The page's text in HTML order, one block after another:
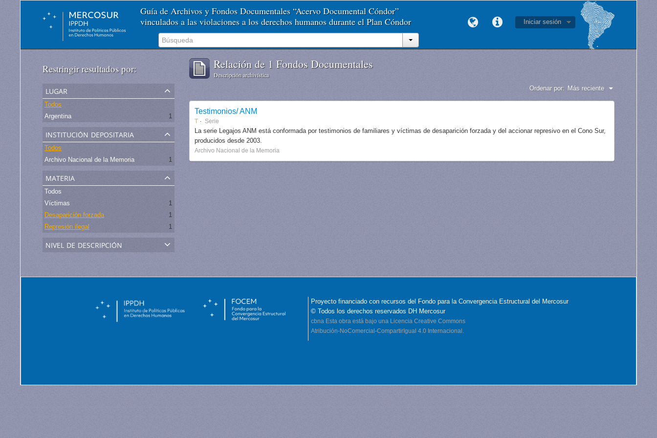
Guía de Archivos y Fondos Documentales “Acervo Documental Cóndor”
vinculados a las violaciones a los derechos humanos durante el Plan Cóndor
Iniciar sesión
Restringir resultados por:
lugar
Todos
Argentina
1
institución depositaria
Todos
Archivo Nacional de la Memoria
1
materia
Todos
Víctimas
1
Desaparición forzada
1
Represión ilegal
1
nivel de descripción
Relación de 1 Fondos Documentales
Descripción archivística
Ordenar por: Más reciente
Testimonios/ ANM
T Serie
La serie Legajos ANM está conformada por testimonios de familiares y víctimas de desaparición forzada y del accionar represivo en el Cono Sur,
producidos desde 2003.
Archivo Nacional de la Memoria
Proyecto financiado con recursos del Fondo para la Convergencia Estructural del Mercosur
© Todos los derechos reservados DH Mercosur
cbna Esta obra está bajo una Licencia Creative Commons
Atribución-NoComercial-CompartirIgual 4.0 Internacional.